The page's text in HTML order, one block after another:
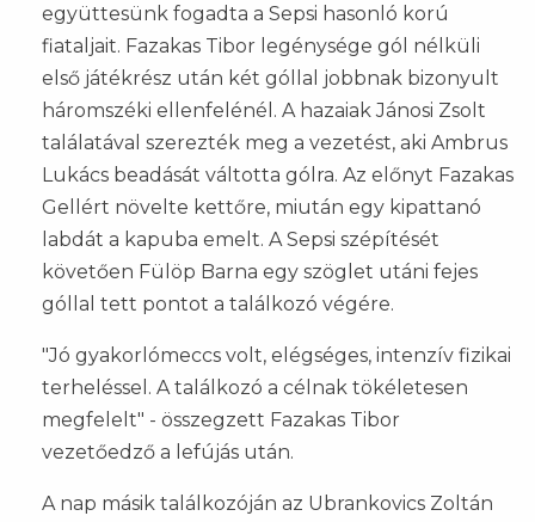
együttesünk fogadta a Sepsi hasonló korú
fiataljait. Fazakas Tibor legénysége gól nélküli
első játékrész után két góllal jobbnak bizonyult
háromszéki ellenfelénél. A hazaiak Jánosi Zsolt
találatával szerezték meg a vezetést, aki Ambrus
Lukács beadását váltotta gólra. Az előnyt Fazakas
Gellért növelte kettőre, miután egy kipattanó
labdát a kapuba emelt. A Sepsi szépítését
követően Fülöp Barna egy szöglet utáni fejes
góllal tett pontot a találkozó végére.
"Jó gyakorlómeccs volt, elégséges, intenzív fizikai
terheléssel. A találkozó a célnak tökéletesen
megfelelt" - összegzett Fazakas Tibor
vezetőedző a lefújás után.
A nap másik találkozóján az Ubrankovics Zoltán